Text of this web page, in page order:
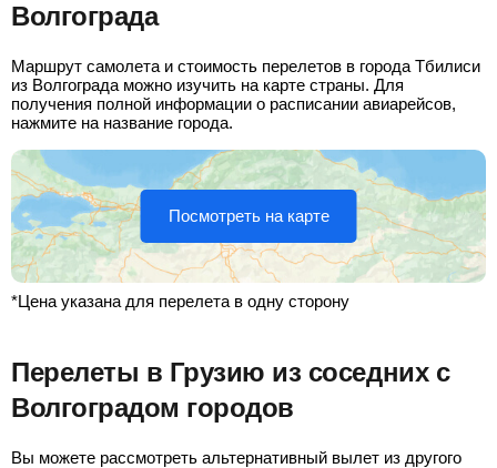
Волгограда
Маршрут самолета и стоимость перелетов в города Тбилиси
из Волгограда можно изучить на карте страны. Для
получения полной информации о расписании авиарейсов,
нажмите на название города.
Посмотреть на карте
*Цена указана для перелета в одну сторону
Перелеты в Грузию из соседних с
Волгоградом городов
Вы можете рассмотреть альтернативный вылет из другого